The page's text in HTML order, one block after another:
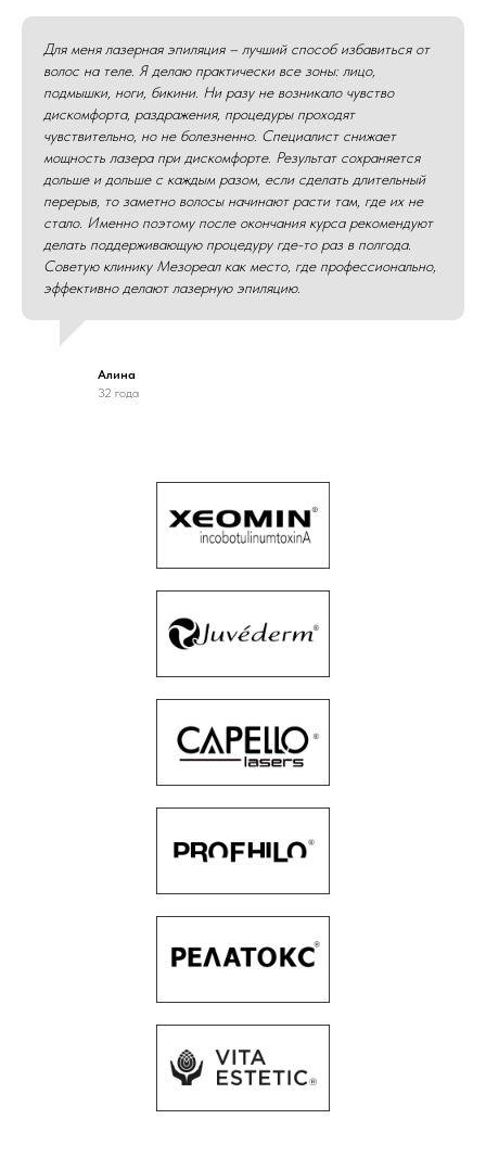
Для меня лазерная эпиляция – лучший способ избавиться от
волос на теле. Я делаю практически все зоны: лицо,
подмышки, ноги, бикини. Ни разу не возникало чувство
дискомфорта, раздражения, процедуры проходят
чувствительно, но не болезненно. Специалист снижает
мощность лазера при дискомфорте. Результат сохраняется
дольше и дольше с каждым разом, если сделать длительный
перерыв, то заметно волосы начинают расти там, где их не
стало. Именно поэтому после окончания курса рекомендуют
делать поддерживающую процедуру где-то раз в полгода.
Советую клинику Мезореал как место, где профессионально,
эффективно делают лазерную эпиляцию.
Алина
32 года